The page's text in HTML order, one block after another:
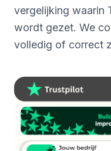
vergelijking waarin
wordt gezet. We
volledig of correct